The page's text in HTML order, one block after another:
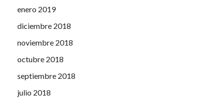
enero 2019
diciembre 2018
noviembre 2018
octubre 2018
septiembre 2018
julio 2018